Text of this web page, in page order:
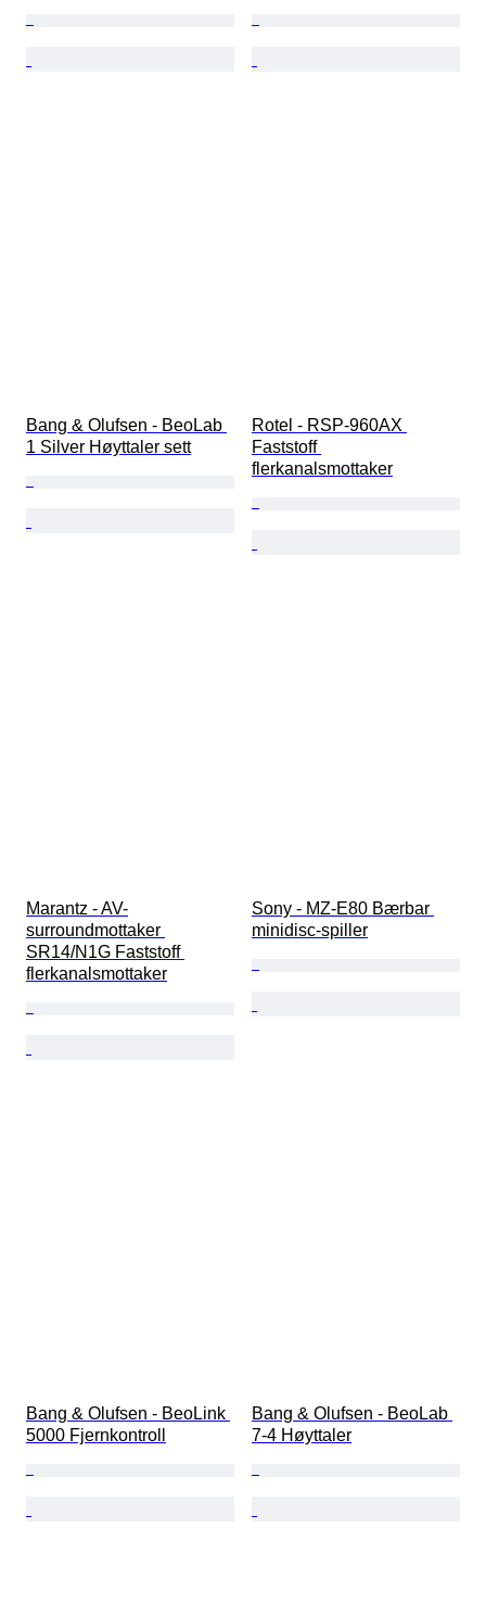
Bang & Olufsen - BeoLab
1 Silver Høyttaler sett
Rotel - RSP-960AX
Faststoff
flerkanalsmottaker
Marantz - AV-
surroundmottaker
SR14/N1G Faststoff
flerkanalsmottaker
Sony - MZ-E80 Bærbar
minidisc-spiller
Bang & Olufsen - BeoLink
5000 Fjernkontroll
Bang & Olufsen - BeoLab
7-4 Høyttaler